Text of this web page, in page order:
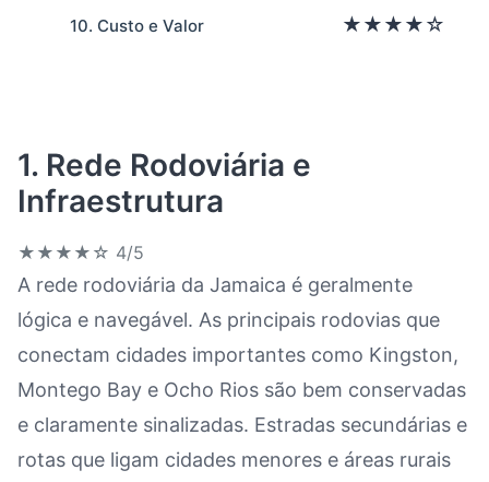
10. Custo e Valor ★★★★☆
1. Rede Rodoviária e
Infraestrutura
★★★★☆ 4/5
A rede rodoviária da Jamaica é geralmente
lógica e navegável. As principais rodovias que
conectam cidades importantes como Kingston,
Montego Bay e Ocho Rios são bem conservadas
e claramente sinalizadas. Estradas secundárias e
rotas que ligam cidades menores e áreas rurais